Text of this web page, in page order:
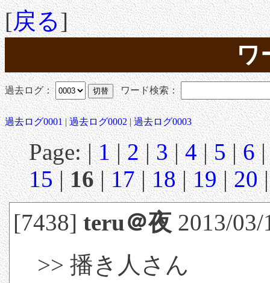
[戻る]
ワ
過去ログ： ワード検索：
過去ログ0001|過去ログ0002|過去ログ0003
Page: |1|2|3|4|5|6
15|16|17|18|19|20
[7438]teru＠夜 2013/
>> 播き人さん